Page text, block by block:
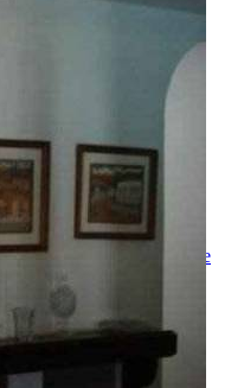
Termos de Uso
Política de